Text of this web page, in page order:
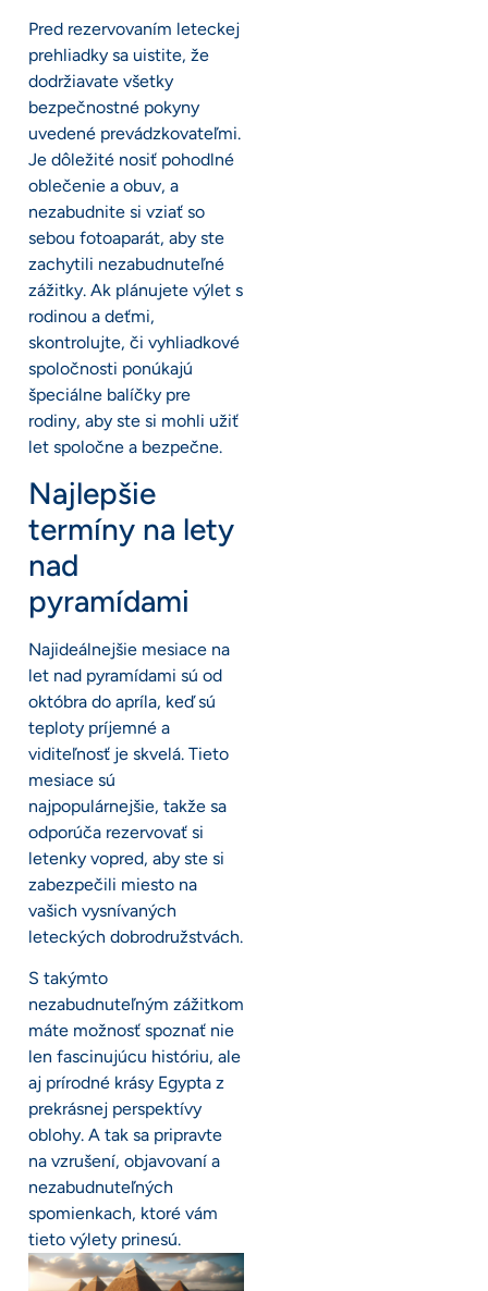
Pred rezervovaním leteckej
prehliadky sa uistite, že
dodržiavate všetky
bezpečnostné pokyny
uvedené prevádzkovateľmi.
Je dôležité nosiť pohodlné
oblečenie a obuv, a
nezabudnite si vziať so
sebou fotoaparát, aby ste
zachytili nezabudnuteľné
zážitky. Ak plánujete výlet s
rodinou a deťmi,
skontrolujte, či vyhliadkové
spoločnosti ponúkajú
špeciálne balíčky pre
rodiny, aby ste si mohli užiť
let spoločne a bezpečne.
Najlepšie
termíny na lety
nad
pyramídami
Najideálnejšie mesiace na
let nad pyramídami sú od
októbra do apríla, keď sú
teploty príjemné a
viditeľnosť je skvelá. Tieto
mesiace sú
najpopulárnejšie, takže sa
odporúča rezervovať si
letenky vopred, aby ste si
zabezpečili miesto na
vašich vysnívaných
leteckých dobrodružstvách.
S takýmto
nezabudnuteľným zážitkom
máte možnosť spoznať nie
len fascinujúcu históriu, ale
aj prírodné krásy Egypta z
prekrásnej perspektívy
oblohy. A tak sa pripravte
na vzrušení, objavovaní a
nezabudnuteľných
spomienkach, ktoré vám
tieto výlety prinesú.